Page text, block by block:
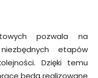
pozwala na
etapów
Dzięki temu
będą realizowane